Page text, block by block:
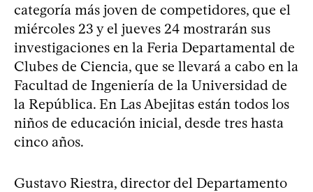
categoría más joven de competidores, que el
miércoles 23 y el jueves 24 mostrarán sus
investigaciones en la Feria Departamental de
Clubes de Ciencia, que se llevará a cabo en la
Facultad de Ingeniería de la Universidad de
la República. En Las Abejitas están todos los
niños de educación inicial, desde tres hasta
cinco años.
Gustavo Riestra, director del Departamento